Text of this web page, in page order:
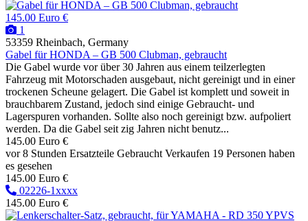
145.00 Euro €
1
53359 Rheinbach, Germany
Gabel für HONDA – GB 500 Clubman, gebraucht
Die Gabel wurde vor über 30 Jahren aus einem teilzerlegten
Fahrzeug mit Motorschaden ausgebaut, nicht gereinigt und in einer
trockenen Scheune gelagert. Die Gabel ist komplett und soweit in
brauchbarem Zustand, jedoch sind einige Gebraucht- und
Lagerspuren vorhanden. Sollte also noch gereinigt bzw. aufpoliert
werden. Da die Gabel seit zig Jahren nicht benutz...
145.00 Euro €
vor 8 Stunden Ersatzteile Gebraucht Verkaufen 19 Personen haben
es gesehen
145.00 Euro €
02226-1xxxx
145.00 Euro €